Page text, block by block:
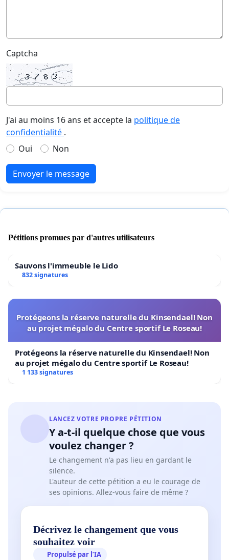
Captcha
J'ai au moins 16 ans et accepte la politique de
confidentialité .
Oui
Non
Envoyer le message
Pétitions promues par d'autres utilisateurs
Sauvons l'immeuble le Lido
832 signatures
Protégeons la réserve naturelle du Kinsendael! Non
au projet mégalo du Centre sportif Le Roseau!
Protégeons la réserve naturelle du Kinsendael! Non
au projet mégalo du Centre sportif Le Roseau!
1 133 signatures
LANCEZ VOTRE PROPRE PÉTITION
Y a-t-il quelque chose que vous
voulez changer ?
Le changement n'a pas lieu en gardant le
silence.
L'auteur de cette pétition a eu le courage de
ses opinions. Allez-vous faire de même ?
Décrivez le changement que vous
souhaitez voir
Propulsé par l’IA